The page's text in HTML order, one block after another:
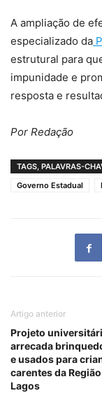
A ampliação de
especializado da
estrutural para
impunidade e
resposta e
Por Redação
TAGS, PALAVRAS-
Governo Estadual
Artigo anterior
Projeto
arrecada
e usados para
carentes da
Lagos